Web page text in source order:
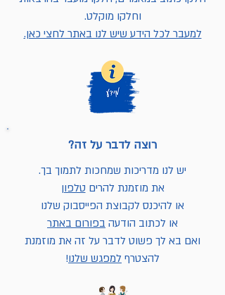
וחלקו מוקלט.
למעבר לכל הידע שיש לנו באתר לחצי כאן.
רוצה לדבר על זה?
יש לנו מדריכות שמחכות לתמוך בך.
את מוזמנת להרים טלפון
או להיכנס לקבוצת הפייסבוק שלנו
או לכתוב הודעה בפורום באתר
ואם בא לך פשוט לדבר על זה את מוזמנת
להצטרף למפגש שלנו!